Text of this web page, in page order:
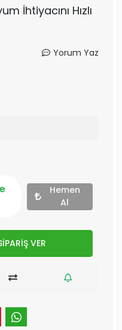
İhtiyacını Hızlı
Yorum Yaz
Hemen
Al
VER